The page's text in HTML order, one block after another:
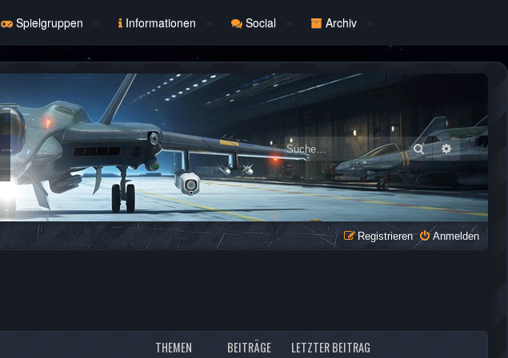
Spielgruppen Informationen Social Archiv
Suche Erweiterte
Anmelden
Registrieren
THEMEN BEITRÄGE LETZTER BEITRAG